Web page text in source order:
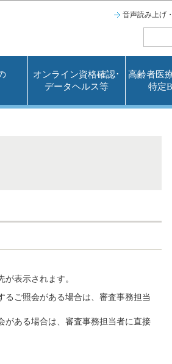
音声読み上げ
オンライン資格確認･
データヘルス等
高齢者医
特定
表示されます。
るご照会がある場合は、審査事務担当
がある場合は、審査事務担当者に直接